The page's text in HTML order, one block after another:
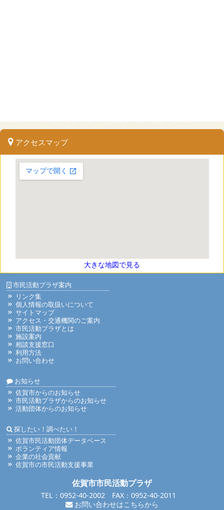
アクセスマップ
大きな地図で見る
市民活動プラザ案内
リンク集
個人情報の取扱いについて
サイトマップ
アクセス・交通機関のご案内
市民活動プラザとは
施設案内
相談支援窓口
利用方法
お問い合わせ
お知らせ
佐賀市からのお知らせ
市民活動プラザからのお知らせ
活動団体からのお知らせ
探したい！調べたい！
佐賀市民活動団体データベース
ボランティア情報
企業の社会貢献
佐賀市の市民活動支援事業
佐賀市市民活動プラザ
TEL：0952-40-2002 FAX：0952-40-2011
お問い合わせはこちらから